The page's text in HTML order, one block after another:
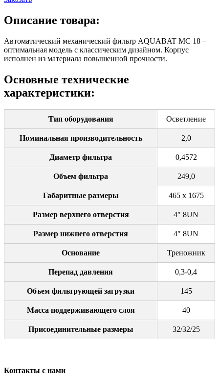
Описание товара:
Автоматический механический фильтр AQUABAT MC 18 –
оптимальная модель с классическим дизайном. Корпус
исполнен из материала повышенной прочности.
Основные технические
характеристики:
Тип оборудования Осветление
Номинальная производительность 2,0
Диаметр фильтра 0,4572
Объем фильтра 249,0
Габаритные размеры 465 х 1675
Размер верхнего отверстия 4″ 8UN
Размер нижнего отверстия 4″ 8UN
Основание Треножник
Перепад давления 0,3-0,4
Объем фильтрующей загрузки 145
Масса поддерживающего слоя 40
Присоединительные размеры 32/32/25
Контакты с нами